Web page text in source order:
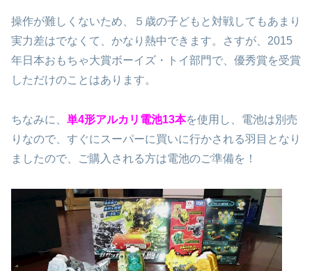
操作が難しくないため、５歳の子どもと対戦してもあまり
実力差はでなくて、かなり熱中できます。さすが、2015
年日本おもちゃ大賞ボーイズ・トイ部門で、優秀賞を受賞
しただけのことはあります。
ちなみに、 単4形アルカリ電池13本を使用し、電池は別売
りなので、すぐにスーパーに買いに行かされる羽目となり
ましたので、ご購入される方は電池のご準備を！